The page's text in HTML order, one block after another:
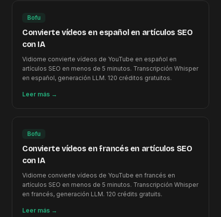
Bofu
Convierte vídeos en español en artículos SEO
con IA
Vidiome convierte vídeos de YouTube en español en
artículos SEO en menos de 5 minutos. Transcripción Whisper
en español, generación LLM. 120 créditos gratuitos.
Leer más →
Bofu
Convierte vídeos en francés en artículos SEO
con IA
Vidiome convierte vídeos de YouTube en francés en
artículos SEO en menos de 5 minutos. Transcripción Whisper
en francés, generación LLM. 120 crédits gratuits.
Leer más →